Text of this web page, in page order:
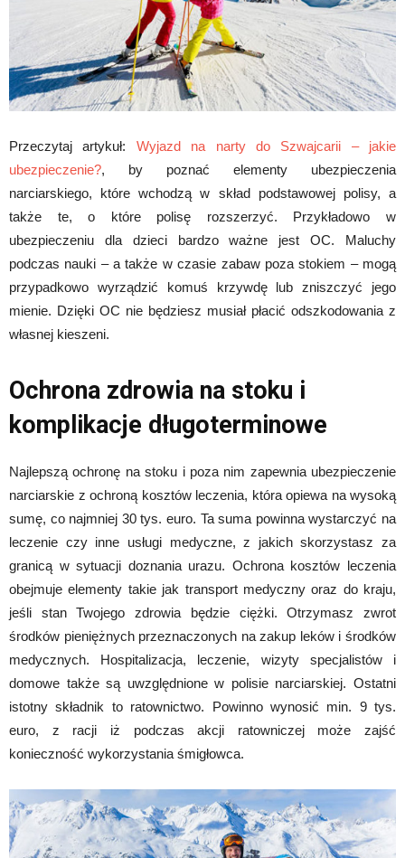
Przeczytaj artykuł: Wyjazd na narty do Szwajcarii – jakie
ubezpieczenie?, by poznać elementy ubezpieczenia
narciarskiego, które wchodzą w skład podstawowej polisy, a
także te, o które polisę rozszerzyć. Przykładowo w
ubezpieczeniu dla dzieci bardzo ważne jest OC. Maluchy
podczas nauki – a także w czasie zabaw poza stokiem – mogą
przypadkowo wyrządzić komuś krzywdę lub zniszczyć jego
mienie. Dzięki OC nie będziesz musiał płacić odszkodowania z
własnej kieszeni.
Ochrona zdrowia na stoku i
komplikacje długoterminowe
Najlepszą ochronę na stoku i poza nim zapewnia ubezpieczenie
narciarskie z ochroną kosztów leczenia, która opiewa na wysoką
sumę, co najmniej 30 tys. euro. Ta suma powinna wystarczyć na
leczenie czy inne usługi medyczne, z jakich skorzystasz za
granicą w sytuacji doznania urazu. Ochrona kosztów leczenia
obejmuje elementy takie jak transport medyczny oraz do kraju,
jeśli stan Twojego zdrowia będzie ciężki. Otrzymasz zwrot
środków pieniężnych przeznaczonych na zakup leków i środków
medycznych. Hospitalizacja, leczenie, wizyty specjalistów i
domowe także są uwzględnione w polisie narciarskiej. Ostatni
istotny składnik to ratownictwo. Powinno wynosić min. 9 tys.
euro, z racji iż podczas akcji ratowniczej może zajść
konieczność wykorzystania śmigłowca.